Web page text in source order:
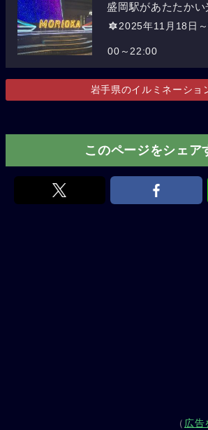
盛岡駅があたたかい
2025年11月18日
00～22:00
岩手県のイルミネーショ
このページをシェア
（ 広告